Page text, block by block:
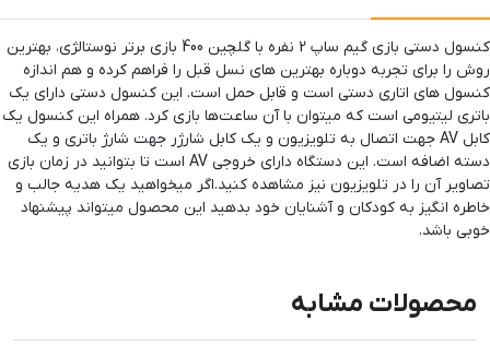
کنسول دستی بازی گیم ساپ 2 نفره با گلچین 400 بازی برتر نوستالژی، بهترین
روش را برای تجربه دوباره بهترین های نسل قبل را فراهم کرده و هم اندازه
کنسول های اتاری دستی است و قابل حمل است. این کنسول دستی دارای یک
باتری لیتیومی است که میتوان با آن ساعت‌ها بازی کرد. همراه این کنسول یک
کابل AV جهت اتصال به تلویزیون و یک کابل شارژر جهت شارژ باتری و یک
دسته اضافه است. این دستگاه دارای خروجی AV است تا بتوانید در زمان بازی
تصاویر آن را در تلویزیون نیز مشاهده کنید.اگر میخواهید یک هدیه جالب و
خاطره انگیز به کودکان و آشنایان خود بدهید این محصول میتواند پیشنهاد
خوبی باشد.
محصولات مشابه